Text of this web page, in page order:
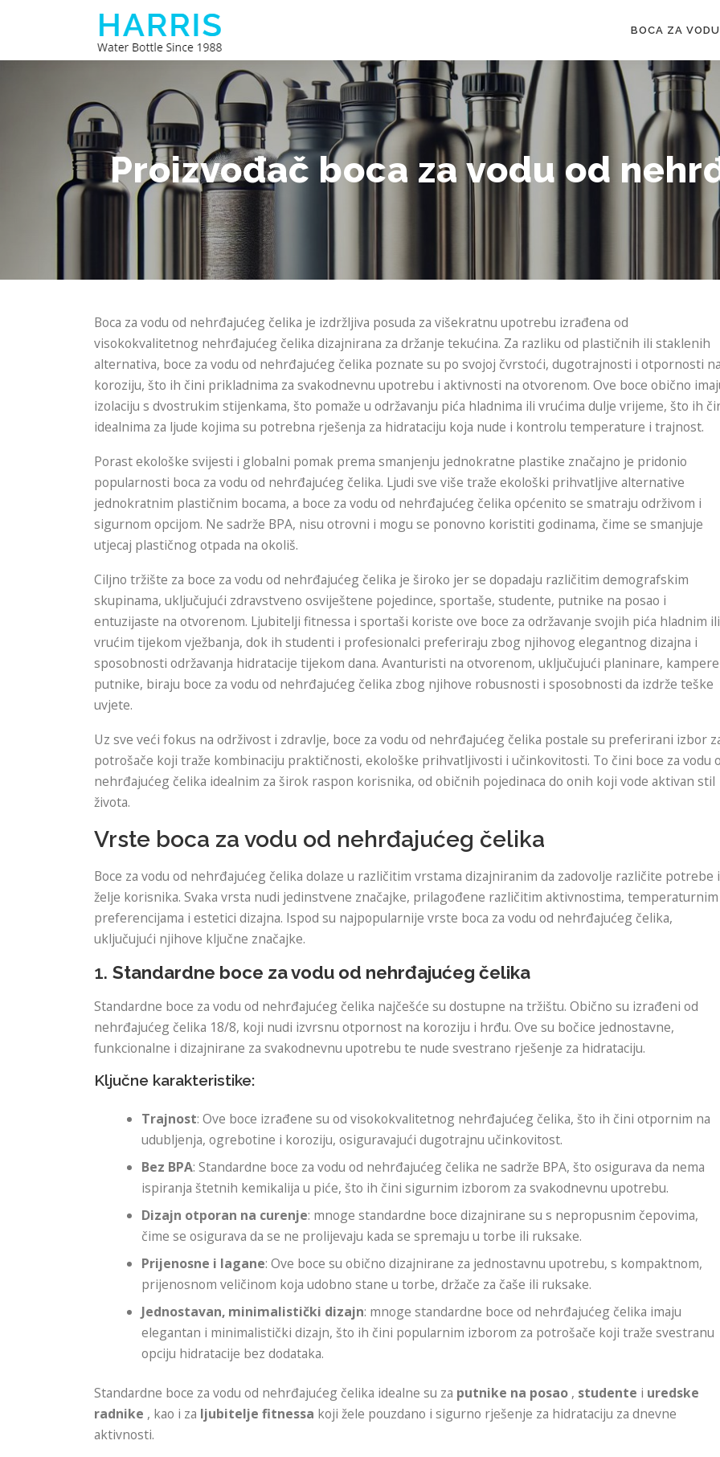
BOCA ZA
Proizvođač boca za vodu od
Boca za vodu od nehrđajućeg čelika je izdržljiva posuda za višekratnu upotrebu izrađena od
visokokvalitetnog nehrđajućeg čelika dizajnirana za držanje tekućina. Za razliku od plastičnih ili staklenih
alternativa, boce za vodu od nehrđajućeg čelika poznate su po svojoj čvrstoći, dugotrajnosti i otpornosti
koroziju, što ih čini prikladnima za svakodnevnu upotrebu i aktivnosti na otvorenom. Ove boce obično
izolaciju s dvostrukim stijenkama, što pomaže u održavanju pića hladnima ili vrućima dulje vrijeme, što ih
idealnima za ljude kojima su potrebna rješenja za hidrataciju koja nude i kontrolu temperature i trajnost.
Porast ekološke svijesti i globalni pomak prema smanjenju jednokratne plastike značajno je pridonio
popularnosti boca za vodu od nehrđajućeg čelika. Ljudi sve više traže ekološki prihvatljive alternative
jednokratnim plastičnim bocama, a boce za vodu od nehrđajućeg čelika općenito se smatraju održivom i
sigurnom opcijom. Ne sadrže BPA, nisu otrovni i mogu se ponovno koristiti godinama, čime se smanjuje
utjecaj plastičnog otpada na okoliš.
Ciljno tržište za boce za vodu od nehrđajućeg čelika je široko jer se dopadaju različitim demografskim
skupinama, uključujući zdravstveno osviještene pojedince, sportaše, studente, putnike na posao i
entuzijaste na otvorenom. Ljubitelji fitnessa i sportaši koriste ove boce za održavanje svojih pića hladnim ili
vrućim tijekom vježbanja, dok ih studenti i profesionalci preferiraju zbog njihovog elegantnog dizajna i
sposobnosti održavanja hidratacije tijekom dana. Avanturisti na otvorenom, uključujući planinare,
putnike, biraju boce za vodu od nehrđajućeg čelika zbog njihove robusnosti i sposobnosti da izdrže teške
uvjete.
Uz sve veći fokus na održivost i zdravlje, boce za vodu od nehrđajućeg čelika postale su preferirani izbor
potrošače koji traže kombinaciju praktičnosti, ekološke prihvatljivosti i učinkovitosti. To čini boce za vodu
nehrđajućeg čelika idealnim za širok raspon korisnika, od običnih pojedinaca do onih koji vode aktivan stil
života.
Vrste boca za vodu od nehrđajućeg čelika
Boce za vodu od nehrđajućeg čelika dolaze u različitim vrstama dizajniranim da zadovolje različite potrebe i
želje korisnika. Svaka vrsta nudi jedinstvene značajke, prilagođene različitim aktivnostima, temperaturnim
preferencijama i estetici dizajna. Ispod su najpopularnije vrste boca za vodu od nehrđajućeg čelika,
uključujući njihove ključne značajke.
1. Standardne boce za vodu od nehrđajućeg čelika
Standardne boce za vodu od nehrđajućeg čelika najčešće su dostupne na tržištu. Obično su izrađeni od
nehrđajućeg čelika 18/8, koji nudi izvrsnu otpornost na koroziju i hrđu. Ove su bočice jednostavne,
funkcionalne i dizajnirane za svakodnevnu upotrebu te nude svestrano rješenje za hidrataciju.
Ključne karakteristike:
Trajnost: Ove boce izrađene su od visokokvalitetnog nehrđajućeg čelika, što ih čini otpornim na
udubljenja, ogrebotine i koroziju, osiguravajući dugotrajnu učinkovitost.
Bez BPA: Standardne boce za vodu od nehrđajućeg čelika ne sadrže BPA, što osigurava da nema
ispiranja štetnih kemikalija u piće, što ih čini sigurnim izborom za svakodnevnu upotrebu.
Dizajn otporan na curenje: mnoge standardne boce dizajnirane su s nepropusnim čepovima,
čime se osigurava da se ne prolijevaju kada se spremaju u torbe ili ruksake.
Prijenosne i lagane: Ove boce su obično dizajnirane za jednostavnu upotrebu, s kompaktnom,
prijenosnom veličinom koja udobno stane u torbe, držače za čaše ili ruksake.
Jednostavan, minimalistički dizajn: mnoge standardne boce od nehrđajućeg čelika imaju
elegantan i minimalistički dizajn, što ih čini popularnim izborom za potrošače koji traže svestranu
opciju hidratacije bez dodataka.
Standardne boce za vodu od nehrđajućeg čelika idealne su za putnike na posao , studente i uredske
radnike , kao i za ljubitelje fitnessa koji žele pouzdano i sigurno rješenje za hidrataciju za dnevne
aktivnosti.